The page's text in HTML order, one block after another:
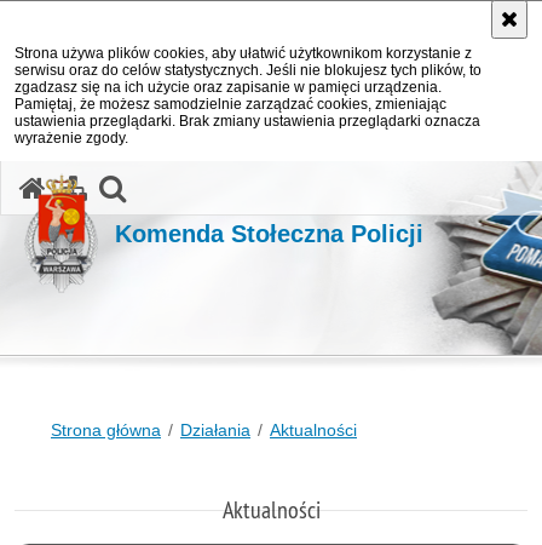
Strona używa plików cookies, aby ułatwić użytkownikom korzystanie z
serwisu oraz do celów statystycznych. Jeśli nie blokujesz tych plików, to
zgadzasz się na ich użycie oraz zapisanie w pamięci urządzenia.
Pamiętaj, że możesz samodzielnie zarządzać cookies, zmieniając
ustawienia przeglądarki. Brak zmiany ustawienia przeglądarki oznacza
wyrażenie zgody.
Komenda Stołeczna Policji
Strona główna Działania Aktualności
Aktualności